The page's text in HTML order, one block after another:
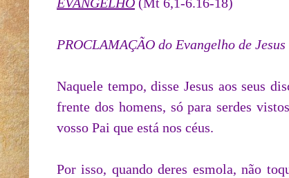
EVANGELHO (Mt 6,1-6.16-18)
PROCLAMAÇÃO do Evangelho de
Naquele tempo, disse Jesus aos seus
frente dos homens, só para serdes
vosso Pai que está nos céus.
Por isso, quando deres esmola, não